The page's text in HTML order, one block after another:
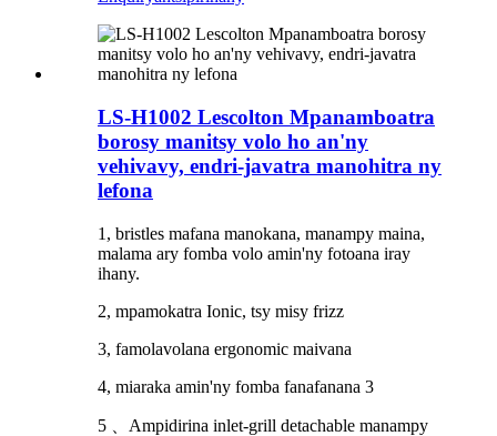
LS-H1002 Lescolton Mpanamboatra
borosy manitsy volo ho an'ny
vehivavy, endri-javatra manohitra ny
lefona
1, bristles mafana manokana, manampy maina,
malama ary fomba volo amin'ny fotoana iray
ihany.
2, mpamokatra Ionic, tsy misy frizz
3, famolavolana ergonomic maivana
4, miaraka amin'ny fomba fanafanana 3
5 、Ampidirina inlet-grill detachable manampy